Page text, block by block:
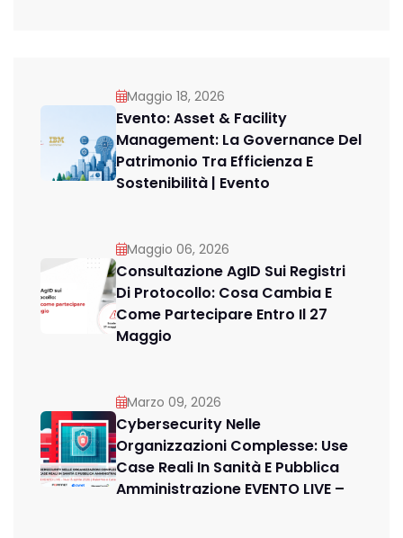
Maggio 18, 2026
Evento: Asset & Facility
Management: La Governance Del
Patrimonio Tra Efficienza E
Sostenibilità | Evento
Maggio 06, 2026
Consultazione AgID Sui Registri
Di Protocollo: Cosa Cambia E
Come Partecipare Entro Il 27
Maggio
Marzo 09, 2026
Cybersecurity Nelle
Organizzazioni Complesse: Use
Case Reali In Sanità E Pubblica
Amministrazione EVENTO LIVE –